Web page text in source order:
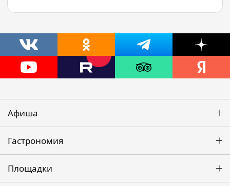
Афиша
Гастрономия
Площадки